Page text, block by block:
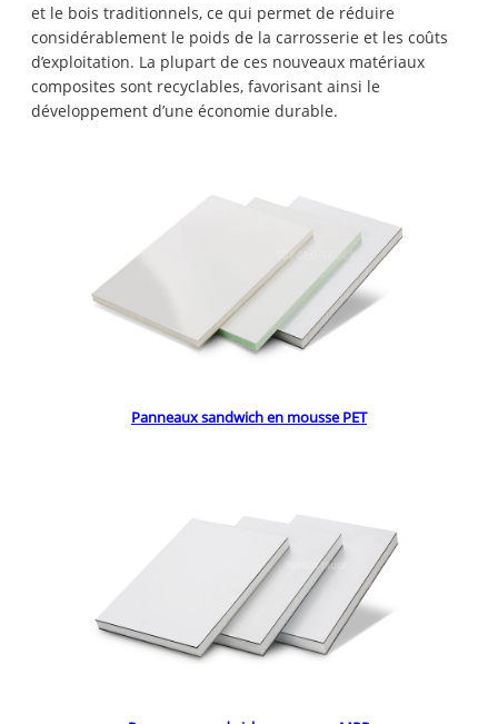
et le bois traditionnels, ce qui permet de réduire
considérablement le poids de la carrosserie et les coûts
d’exploitation. La plupart de ces nouveaux matériaux
composites sont recyclables, favorisant ainsi le
développement d’une économie durable.
Panneaux sandwich en mousse PET